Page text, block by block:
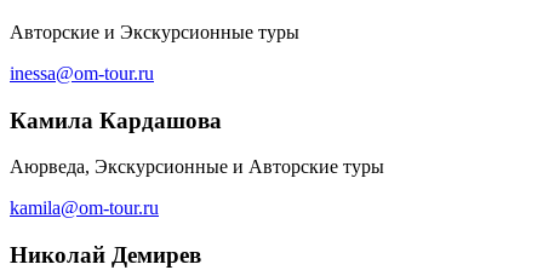
Авторские и Экскурсионные туры
inessa@om-tour.ru
Камила Кардашова
Аюрведа, Экскурсионные и Авторские туры
kamila@om-tour.ru
Николай Демирев